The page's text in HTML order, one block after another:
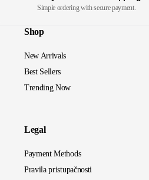
Simple ordering with secure payment.
Shop
New Arrivals
Best Sellers
Trending Now
Legal
Payment Methods
Pravila pristupačnosti